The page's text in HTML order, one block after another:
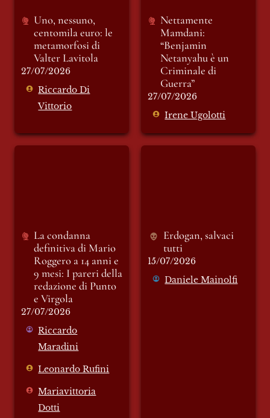
Uno, nessuno,
centomila euro: le
metamorfosi di
Valter Lavitola
27/07/2026
Riccardo Di
Vittorio
Nettamente
Mamdani:
“Benjamin
Netanyahu è un
Criminale di
Guerra”
27/07/2026
Irene Ugolotti
La condanna
definitiva di Mario
Roggero a 14 anni e
9 mesi: I pareri della
redazione di Punto
e Virgola
27/07/2026
Riccardo
Maradini
Leonardo Rufini
Mariavittoria
Dotti
Erdogan, salvaci
tutti
15/07/2026
Daniele Mainolfi